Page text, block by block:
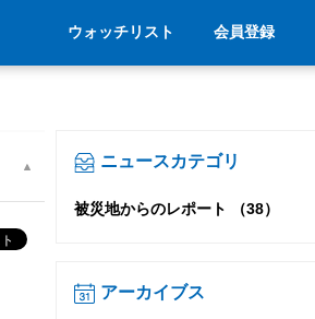
ウォッチリスト 会員登録
ニュースカテゴリ
被災地からのレポート （38）
アーカイブス